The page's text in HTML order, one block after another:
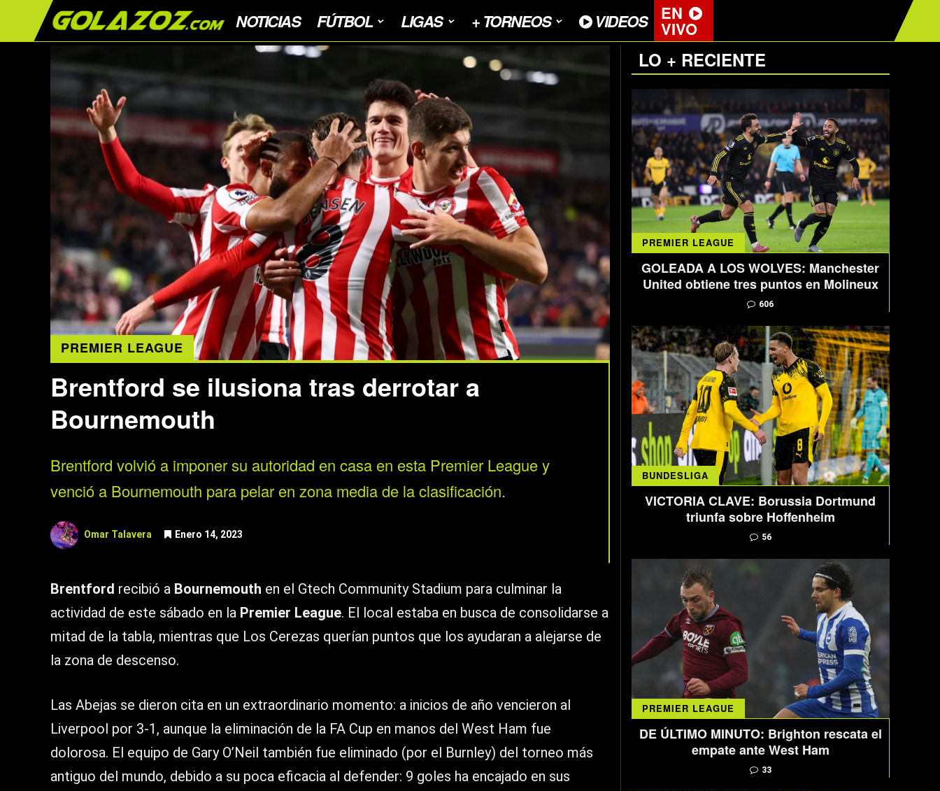
NOTICIAS FÚTBOL LIGAS + TORNEOS VIDEOS EN
VIVO
PREMIER LEAGUE
Brentford se ilusiona tras derrotar a
Bournemouth
Brentford volvió a imponer su autoridad en casa en esta Premier League y
venció a Bournemouth para pelar en zona media de la clasificación.
Omar Talavera Enero 14, 2023
Brentford recibió a Bournemouth en el Gtech Community Stadium para culminar la
actividad de este sábado en la Premier League. El local estaba en busca de consolidarse a
mitad de la tabla, mientras que Los Cerezas querían puntos que los ayudaran a alejarse de
la zona de descenso.
Las Abejas se dieron cita en un extraordinario momento: a inicios de año vencieron al
Liverpool por 3-1, aunque la eliminación de la FA Cup en manos del West Ham fue
dolorosa. El equipo de Gary O’Neil también fue eliminado (por el Burnley) del torneo más
antiguo del mundo, debido a su poca eficacia al defender: 9 goles ha encajado en sus
LO + RECIENTE
PREMIER LEAGUE
GOLEADA A LOS WOLVES: Manchester
United obtiene tres puntos en Molineux
606
BUNDESLIGA
VICTORIA CLAVE: Borussia Dortmund
triunfa sobre Hoffenheim
56
PREMIER LEAGUE
DE ÚLTIMO MINUTO: Brighton rescata el
empate ante West Ham
33